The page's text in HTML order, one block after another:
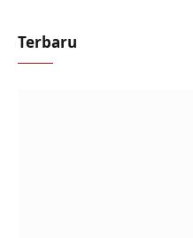
Terbaru